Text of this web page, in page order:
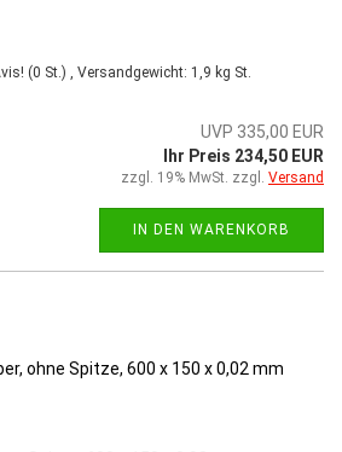
(0 St.) , Versandgewicht: 1,9 kg St.
UVP 335,00 EUR
Ihr Preis 234,50 EUR
zzgl. 19% MwSt. zzgl. Versand
IN DEN WARENKORB